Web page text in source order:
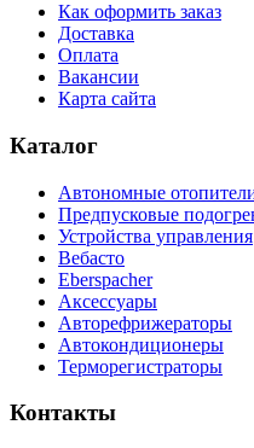
Как оформить заказ
Доставка
Оплата
Вакансии
Карта сайта
Каталог
Автономные
Предпусковые
Устройства управления
Вебасто
Eberspacher
Аксессуары
Авторефрижераторы
Автокондиционеры
Терморегистраторы
Контакты